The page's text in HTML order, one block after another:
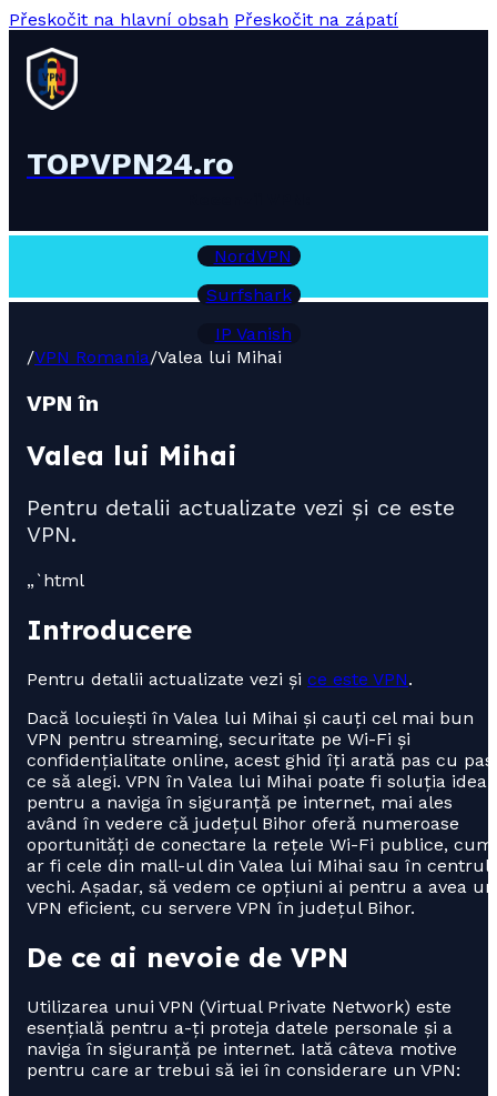
Přeskočit na hlavní obsah Přeskočit na zápatí
TOPVPN24.ro
NordVPN
Surfshark
IP Vanish
/VPN Romania/Valea lui Mihai
VPN în
Valea lui Mihai
Pentru detalii actualizate vezi și ce este
VPN.
„`html
Introducere
Pentru detalii actualizate vezi și ce este VPN.
Dacă locuiești în Valea lui Mihai și cauți cel mai bun
VPN pentru streaming, securitate pe Wi-Fi și
confidențialitate online, acest ghid îți arată pas cu pas
ce să alegi. VPN în Valea lui Mihai poate fi soluția
pentru a naviga în siguranță pe internet, mai ales
având în vedere că județul Bihor oferă numeroase
oportunități de conectare la rețele Wi-Fi publice, cum
ar fi cele din mall-ul din Valea lui Mihai sau în centrul
vechi. Așadar, să vedem ce opțiuni ai pentru a avea un
VPN eficient, cu servere VPN în județul Bihor.
De ce ai nevoie de VPN
Utilizarea unui VPN (Virtual Private Network) este
esențială pentru a-ți proteja datele personale și a
naviga în siguranță pe internet. Iată câteva motive
pentru care ar trebui să iei în considerare un VPN: